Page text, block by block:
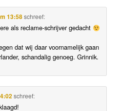
13:58schreef:
als reclame-schrijver gedacht
dat wij daar voornamelijk gaan
schandalig genoeg. Grinnik.
schreef: